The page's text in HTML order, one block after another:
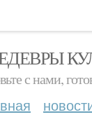
с нами,